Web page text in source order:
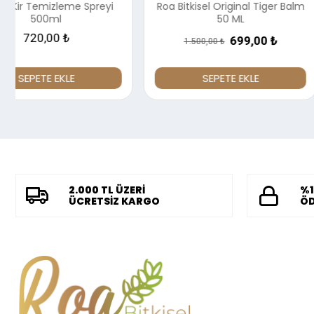
Roa Bitkisel Original Tiger Balm
1.500,00 ₺
SEPETE EKLE
Roa Bitkisel Klorsuz
500,00 ₺
SEPETE
2.000 TL ÜZERİ
ÜCRETSİZ KARGO